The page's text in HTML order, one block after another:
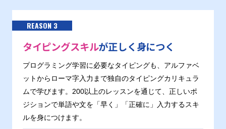
REASON 3
タイピングスキルが正しく身につく
プログラミング学習に必要なタイピングも、アルファベ
ットからローマ字入力まで独自のタイピングカリキュラ
ムで学びます。200以上のレッスンを通じて、正しいポ
ジションで単語や文を「早く」「正確に」入力するスキ
ルを身につけます。